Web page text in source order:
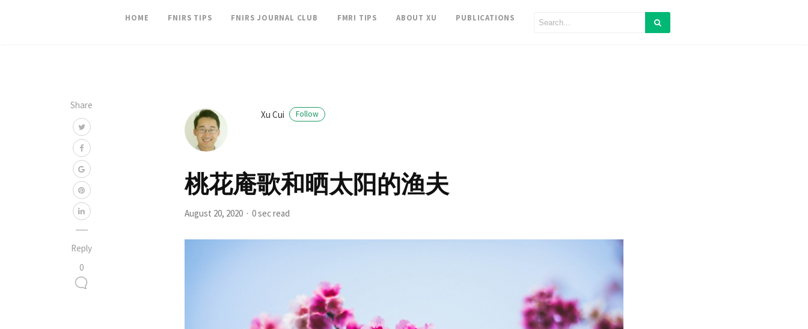
HOME FNIRS TIPS FNIRS JOURNAL CLUB FMRI TIPS ABOUT XU PUBLICATIONS
Share
Reply
0
Xu Cui Follow
桃花庵歌和晒太阳的渔夫
August 20, 2020 0 sec read